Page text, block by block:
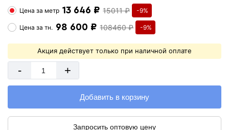
Цена за метр 13 646 ₽ 15011 ₽ -9%
Цена затн. 98 600 ₽ 108460 ₽ -9%
Акция действует только при наличной оплате
- +
Добавить в корзину
Запросить оптовую цену